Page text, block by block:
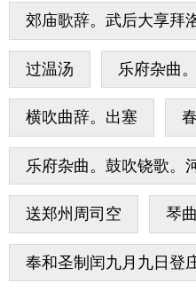
郊庙歌辞。武后大享拜
过温汤 乐府杂曲
横吹曲辞。出塞
乐府杂曲。鼓吹铙歌。
送郑州周司空 琴
奉和圣制闰九月九日登